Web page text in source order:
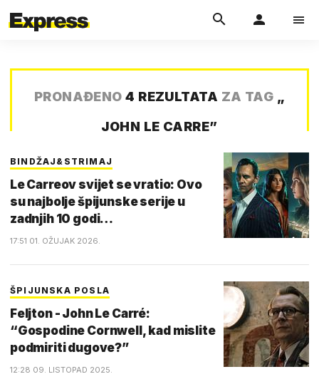
PRONAĐENO 4 REZULTATA ZA TAG „
JOHN LE CARRE”
BINDŽAJ&STRIMAJ
Le Carreov svijet se vratio: Ovo
su najbolje špijunske serije u
zadnjih 10 godi…
17:51 01. OŽUJAK 2026.
ŠPIJUNSKA POSLA
Feljton - John Le Carré:
“Gospodine Cornwell, kad mislite
podmiriti dugove?”
12:28 09. LISTOPAD 2025.